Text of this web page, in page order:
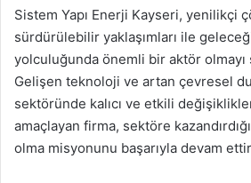
Sistem Yapı Enerji Kayseri, yenilikçi
sürdürülebilir yaklaşımları ile
yolculuğunda önemli bir aktör
Gelişen teknoloji ve artan çevresel
sektöründe kalıcı ve etkili
amaçlayan firma, sektöre
olma misyonunu başarıyla devam